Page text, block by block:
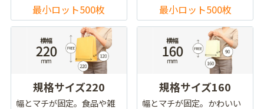
最小ロット500枚 最小ロット500枚
規格サイズ220
幅とマチが固定。食品や雑
規格サイズ160
幅とマチが固定。かわいい